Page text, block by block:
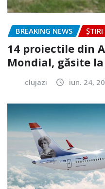
BREAKING NEWS ȘTIRI
14 proiectile din
Mondial, găsite
clujazi iun. 24,